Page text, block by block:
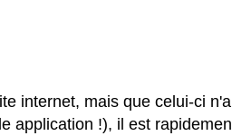
internet, mais que celui-ci
application !), il est